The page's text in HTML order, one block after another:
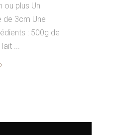
ou plus Un
de 3cm Une
: 500g de
lait